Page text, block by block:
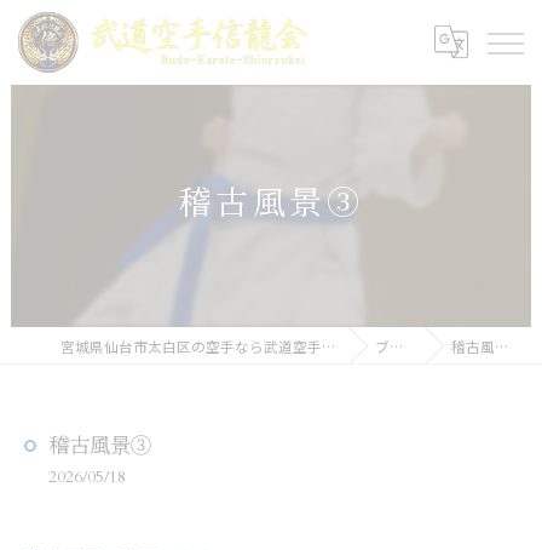
稽古風景③
宮城県仙台市太白区の空手なら武道空手信龍会 ブログ 稽古風景③
稽古風景③
2026/05/18